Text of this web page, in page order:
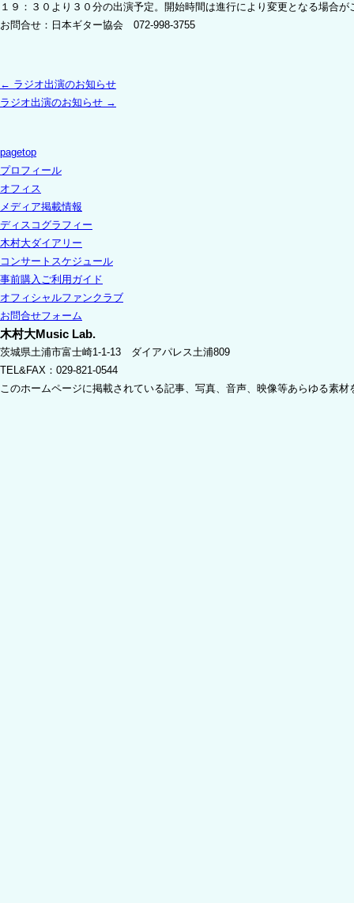
１９：３０より３０分の出演予定。開始時間は進行により変更となる場合が
お問合せ：日本ギター協会 072-998-3755
← ラジオ出演のお知らせ
ラジオ出演のお知らせ →
pagetop
プロフィール
オフィス
メディア掲載情報
ディスコグラフィー
木村大ダイアリー
コンサートスケジュール
事前購入ご利用ガイド
オフィシャルファンクラブ
お問合せフォーム
木村大Music Lab.
茨城県土浦市富士崎1-1-13 ダイアパレス土浦809
TEL&FAX：029-821-0544
このホームページに掲載されている記事、写真、音声、映像等あらゆる素